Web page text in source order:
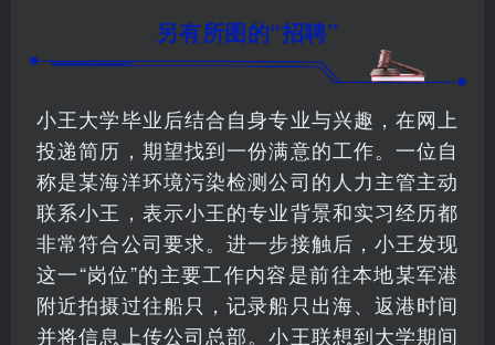
另有所图的“招聘”
小王大学毕业后结合自身专业与兴趣，在网上
投递简历，期望找到一份满意的工作。一位自
称是某海洋环境污染检测公司的人力主管主动
联系小王，表示小王的专业背景和实习经历都
非常符合公司要求。进一步接触后，小王发现
这一“岗位”的主要工作内容是前往本地某军港
附近拍摄过往船只，记录船只出海、返港时间
并将信息上传公司总部。小王联想到大学期间